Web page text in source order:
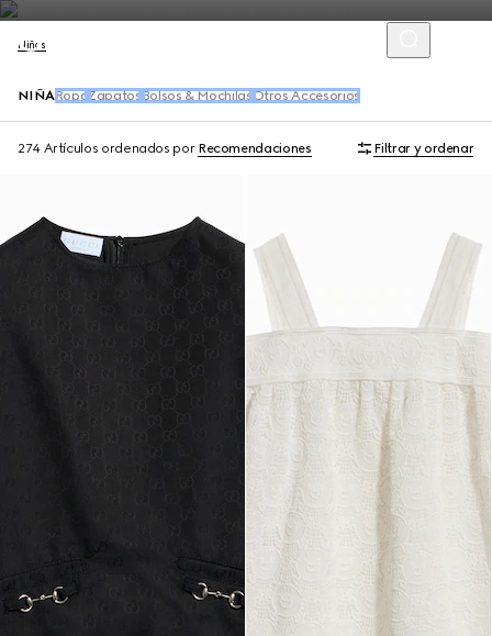
Niños
NIÑARopa Zapatos Bolsos & Mochilas Otros Accesorios
274 Artículos ordenados por Recomendaciones Filtrar y ordenar